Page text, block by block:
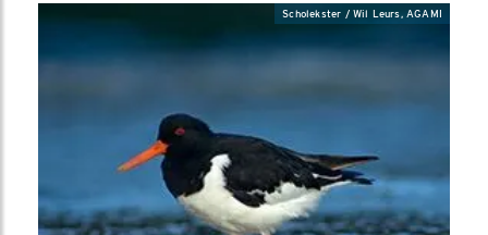
Scholekster / Wil Leurs, AGAMI